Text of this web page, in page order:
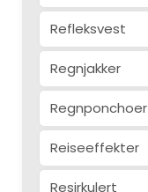
Refleksvest
Regnjakker
Regnponchoer
Reiseeffekter
Resirkulert